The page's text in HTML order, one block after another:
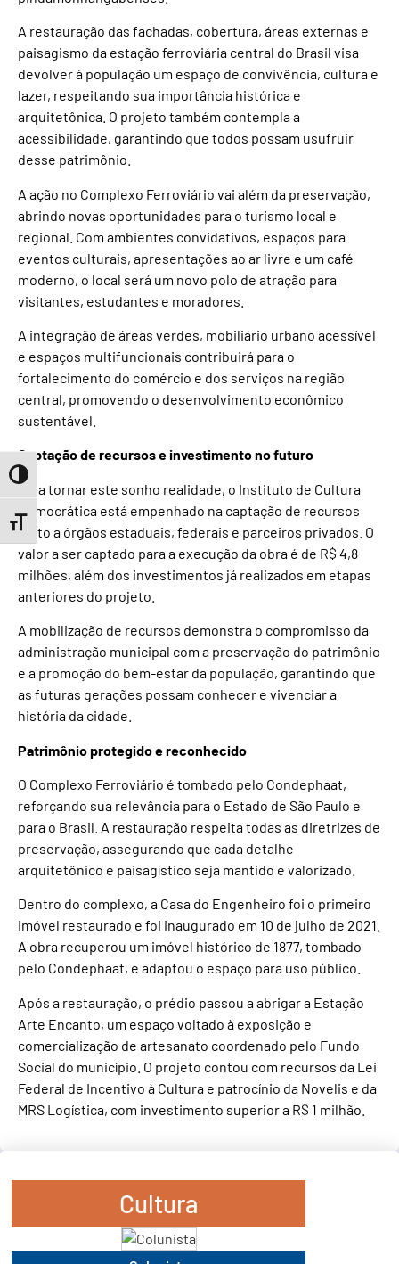
Toggle High Contrast
Toggle Font size
A restauração das fachadas, cobertura, áreas externas e
paisagismo da estação ferroviária central do Brasil visa
devolver à população um espaço de convivência, cultura e
lazer, respeitando sua importância histórica e
arquitetônica. O projeto também contempla a
acessibilidade, garantindo que todos possam usufruir
desse patrimônio.
A ação no Complexo Ferroviário vai além da preservação,
abrindo novas oportunidades para o turismo local e
regional. Com ambientes convidativos, espaços para
eventos culturais, apresentações ao ar livre e um café
moderno, o local será um novo polo de atração para
visitantes, estudantes e moradores.
A integração de áreas verdes, mobiliário urbano acessível
e espaços multifuncionais contribuirá para o
fortalecimento do comércio e dos serviços na região
central, promovendo o desenvolvimento econômico
sustentável.
Captação de recursos e investimento no futuro
Para tornar este sonho realidade, o Instituto de Cultura
Democrática está empenhado na captação de recursos
junto a órgãos estaduais, federais e parceiros privados. O
valor a ser captado para a execução da obra é de R$ 4,8
milhões, além dos investimentos já realizados em etapas
anteriores do projeto.
A mobilização de recursos demonstra o compromisso da
administração municipal com a preservação do patrimônio
e a promoção do bem-estar da população, garantindo que
as futuras gerações possam conhecer e vivenciar a
história da cidade.
Patrimônio protegido e reconhecido
O Complexo Ferroviário é tombado pelo Condephaat,
reforçando sua relevância para o Estado de São Paulo e
para o Brasil. A restauração respeita todas as diretrizes de
preservação, assegurando que cada detalhe
arquitetônico e paisagístico seja mantido e valorizado.
Dentro do complexo, a Casa do Engenheiro foi o primeiro
imóvel restaurado e foi inaugurado em 10 de julho de 2021.
A obra recuperou um imóvel histórico de 1877, tombado
pelo Condephaat, e adaptou o espaço para uso público.
Após a restauração, o prédio passou a abrigar a Estação
Arte Encanto, um espaço voltado à exposição e
comercialização de artesanato coordenado pelo Fundo
Social do município. O projeto contou com recursos da Lei
Federal de Incentivo à Cultura e patrocínio da Novelis e da
MRS Logística, com investimento superior a R$ 1 milhão.
Cultura